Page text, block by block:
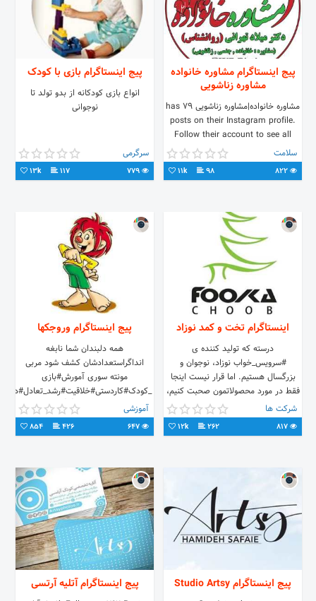
پیج اینستاگرام مشاوره خانواده
مشاوره زناشویی
مشاوره خانواده|مشاوره زناشویی has 79
posts on their Instagram profile.
Follow their account to see all
their photos and videos.سلامت
98
11k
پیج اینستاگرام بازی با کودک
انواع بازی کودکانه از بدو تولد تا
نوجوانی
سرگرمی
117
13k
اینستاگرام تخت و کمد نوزاد
درسته که تولید كننده ى
#سرویس_خواب نوزاد، نوجوان و
بزرگسال هستیم. اما قرار نیست اینجا
فقط در مورد محصولاتمون صحبت کنیم،
پس ما رو فالو کن ضرر نمی کنی
شرکت ها
262
12k
پیج اینستاگرام وروجکها
همه دلبندان شما نابغه
انداگراستعدادشان کشف شود مربی
مونته سوری آمورش#بازی
💃 سایت ما👇👇💃
آموزشی
426
854
پیج اینستاگرام Studio Artsy پیج اینستاگرام آتلیه آرتسی